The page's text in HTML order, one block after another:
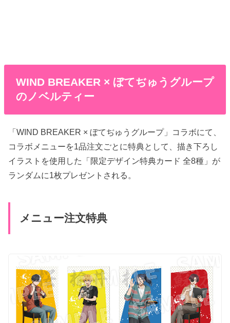
WIND BREAKER × ぼてぢゅうグループ
のノベルティー
「WIND BREAKER × ぼてぢゅうグループ」コラボにて、
コラボメニューを1品注文ごとに特典として、描き下ろし
イラストを使用した「限定デザイン特典カード 全8種」が
ランダムに1枚プレゼントされる。
メニュー注文特典